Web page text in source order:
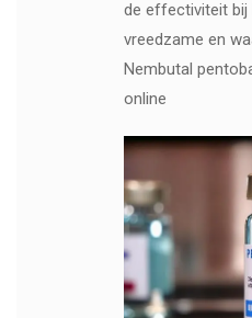
de effectiviteit bij
vreedzame en
Nembutal
online